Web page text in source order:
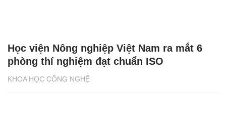
KHOA HỌC CÔNG NGHỆ
Học viện Nông nghiệp Việt Nam ra mắt 6
phòng thí nghiệm đạt chuẩn ISO